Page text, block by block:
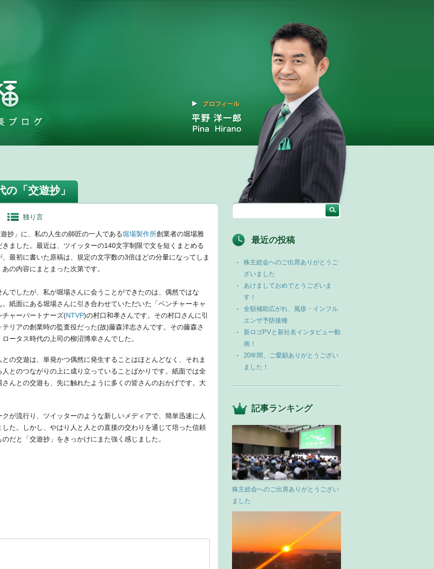
「交遊抄」
独り言
抄」に、私の人生の師匠の一人である堀場製作所創業者の堀場雅
ました。最近は、ツイッターの140文字制限で文を短くまとめる
最初に書いた原稿は、規定の文字数の3倍ほどの分量になってしま
の内容にまとまった次第です。
でしたが、私が堀場さんに会うことができたのは、偶然ではな
紙面にある堀場さんに引き合わせていただいた「ベンチャーキャ
チャーパートナーズ(NTVP)の村口和孝さんです。その村口さんに引
リアの創業時の監査役だった(故)藤森洋志さんです。その藤森さ
ータス時代の上司の柳沼博幸さんでした。
の交遊は、単発かつ偶然に発生することはほとんどなく、それま
とのつながりの上に成り立っていることばかりです。紙面では全
んとの交遊も、先に触れたように多くの皆さんのおかげです。大
が流行り、ツイッターのような新しいメディアで、簡単迅速に人
た。しかし、やはり人と人との直接の交わりを通じて培った信頼
だと「交遊抄」をきっかけにまた強く感じました。
最近の投稿
株主総会へのご出席ありがとうご
ざいました
あけましておめでとうございま
す！
全額補助広がれ、風疹・インフル
エンザ予防接種
新ロゴPVと新社名インタビュー動
画！
20年間、ご愛顧ありがとうござい
ました！
記事ランキング
株主総会へのご出席ありがとうござい
ました